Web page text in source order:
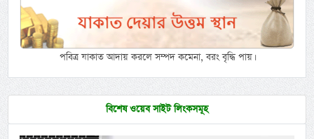
পবিত্র যাকাত আদায় করলে সম্পদ কমেনা, বরং বৃদ্ধি পায়।
বিশেষ ওয়েব সাইট লিংকসমূহ